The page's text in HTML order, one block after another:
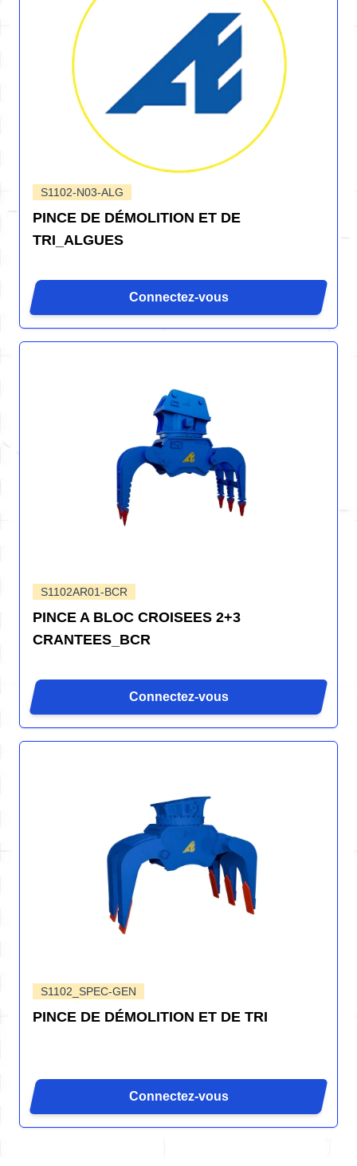
S1102-N03-ALG
PINCE DE DÉMOLITION ET DE
TRI_ALGUES
Connectez-vous
S1102AR01-BCR
PINCE A BLOC CROISEES 2+3
CRANTEES_BCR
Connectez-vous
S1102_SPEC-GEN
PINCE DE DÉMOLITION ET DE TRI
Connectez-vous